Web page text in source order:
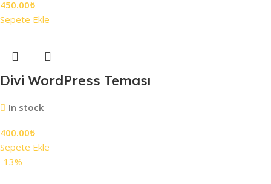
450.00₺
Sepete Ekle
Divi WordPress Teması
In stock
400.00₺
Sepete Ekle
-13%